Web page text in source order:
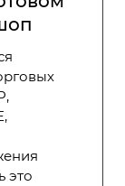
это